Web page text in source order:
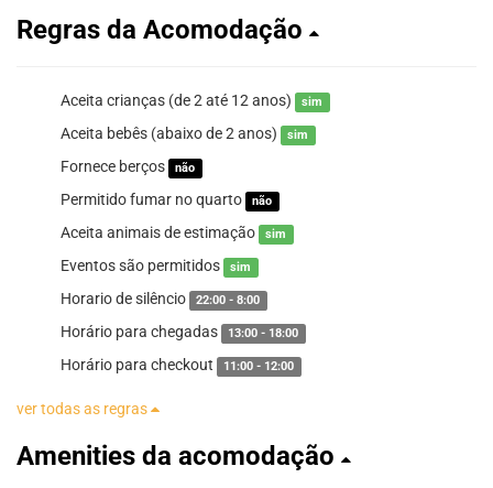
Regras da Acomodação
Aceita crianças (de 2 até 12 anos) sim
Aceita bebês (abaixo de 2 anos) sim
Fornece berços não
Permitido fumar no quarto não
Aceita animais de estimação sim
Eventos são permitidos sim
Horario de silêncio 22:00 - 8:00
Horário para chegadas 13:00 - 18:00
Horário para checkout 11:00 - 12:00
ver todas as regras
Amenities da acomodação